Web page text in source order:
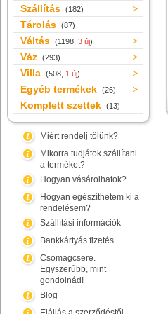
Szállítás (182)
Tárolás (87)
Váltás (1198, 3 új)
Váz (293)
Villa (508, 1 új)
Egyéb termékek (26)
Komplett szettek (13)
Miért rendelj tőlünk?
Mikorra tudjátok szállítani
a terméket?
Hogyan vásárolhatok?
Hogyan egészíthetem ki a
rendelésem?
Szállítási információk
Bankkártyás fizetés
Csomagcsere.
Egyszerűbb, mint
gondolnád!
Blog